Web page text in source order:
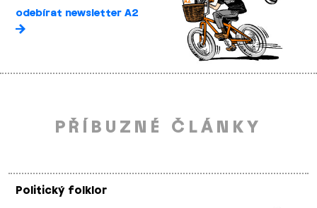
odebírat newsletter A2
PŘÍBUZNÉ ČLÁNKY
Politický folklor